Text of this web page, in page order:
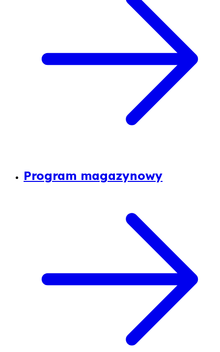
Program magazynowy